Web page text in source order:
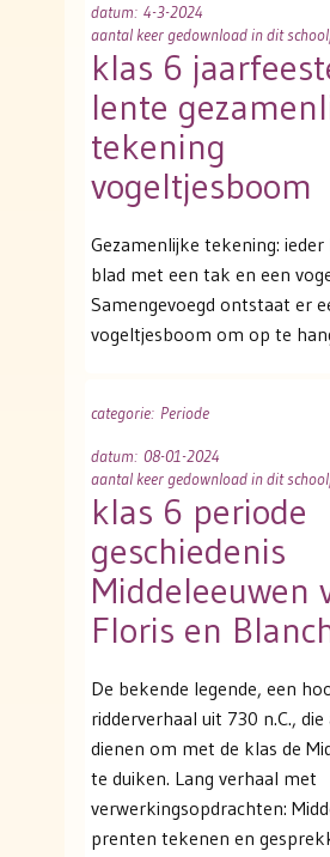
datum: 4-3-2024
aantal keer gedownload in dit
klas 6
lente
tekening
vogeltjesboom
Gezamenlijke tekening:
blad met een tak en een
Samengevoegd ontstaat er
vogeltjesboom om op te
categorie: Periode
datum: 08-01-2024
aantal keer gedownload in dit
klas 6 periode
geschiedenis
Middeleeuwen
Floris en
De bekende legende, een
ridderverhaal uit 730 n.C.,
dienen om met de klas de
te duiken. Lang verhaal met
verwerkingsopdrachten:
prenten tekenen en